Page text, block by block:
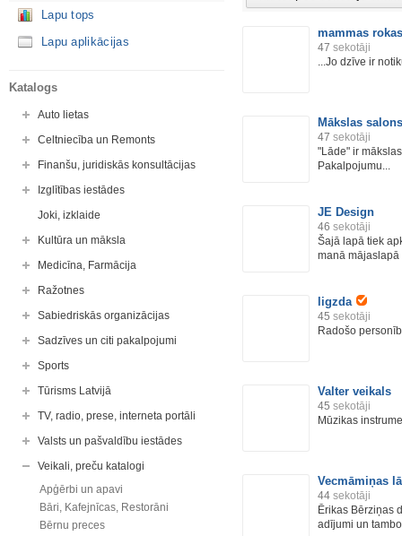
Lapu tops
Lapu aplikācijas
Katalogs
Auto lietas
Celtniecība un Remonts
Finanšu, juridiskās konsultācijas
Izglītības iestādes
Joki, izklaide
Kultūra un māksla
Medicīna, Farmācija
Ražotnes
Sabiedriskās organizācijas
Sadzīves un citi pakalpojumi
Sports
Tūrisms Latvijā
TV, radio, prese, interneta portāli
Valsts un pašvaldību iestādes
Veikali, preču katalogi
Apģērbi un apavi
Bāri, Kafejnīcas, Restorāni
Bērnu preces
mammas rokas
47 sekotāji
...Jo dzīve ir
Mākslas
47 sekotāji
"Lāde" ir
Pakalpojumu...
JE Design
46 sekotāji
Šajā lapā tiek
manā mājaslapā
ligzda
45 sekotāji
Radošo
Valter veikals
45 sekotāji
Mūzikas
Vecmāmiņas
44 sekotāji
Ērikas Bērziņas
adījumi un